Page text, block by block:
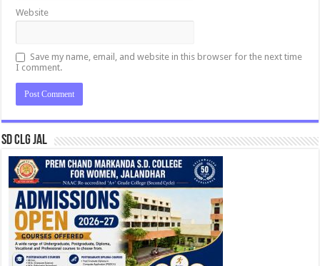
Website
Save my name, email, and website in this browser for the next time
I comment.
SD CLG JAL